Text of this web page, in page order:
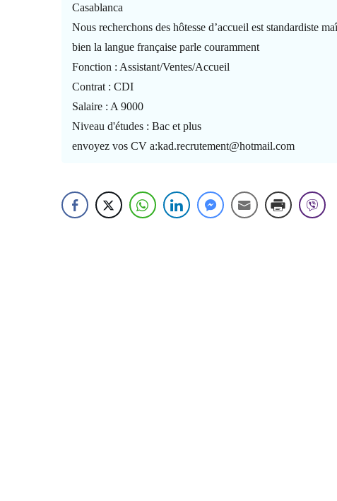
Casablanca
Nous recherchons des hôtesse d’accueil est standardiste
bien la langue française parle couramment
Fonction : Assistant/Ventes/Accueil
Contrat : CDI
Salaire : A 9000
Niveau d'études : Bac et plus
envoyez vos CV a:kad.recrutement@hotmail.com